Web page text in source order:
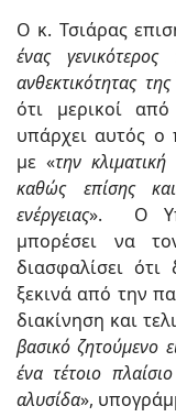
Ο κ. Τσιάρας
ένας
ανθεκτικότητας
ότι μερικοί
υπάρχει αυτός ο
με «την κλιματική
καθώς επίσης
ενέργειας». Ο
μπορέσει να
διασφαλίσει
ξεκινά από την
διακίνηση και
βασικό ζητούμενο
ένα τέτοιο
αλυσίδα»,